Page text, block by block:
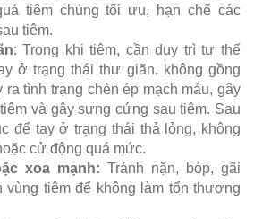
tiêm chủng tối ưu, hạn chế các
tiêm.
: Trong khi tiêm, cần duy trì tư thế
ở trạng thái thư giãn, không gồng
ra tình trạng chèn ép mạch máu, gây
và gây sưng cứng sau tiêm. Sau
để tay ở trạng thái thả lỏng, không
cử động quá mức.
xoa mạnh: Tránh nặn, bóp, gãi
vùng tiêm để không làm tổn thương